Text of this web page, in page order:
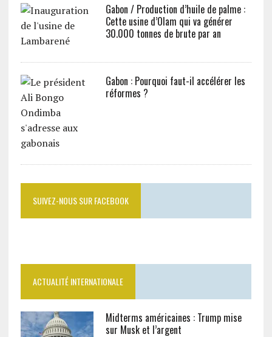
Gabon / Production d’huile de palme :
Cette usine d’Olam qui va générer
30.000 tonnes de brute par an
Gabon : Pourquoi faut-il accélérer les
réformes ?
SUIVEZ-NOUS SUR FACEBOOK
ACTUALITÉ INTERNATIONALE
Midterms américaines : Trump mise
sur Musk et l’argent